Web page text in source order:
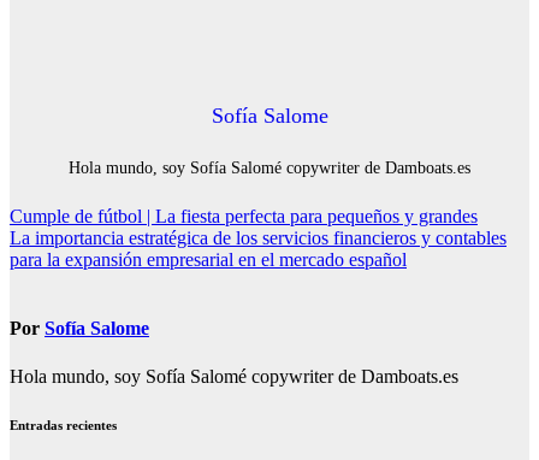
Sofía Salome
Hola mundo, soy Sofía Salomé copywriter de Damboats.es
Navegación
de
Cumple de fútbol | La fiesta perfecta para pequeños y grandes
La importancia estratégica de los servicios financieros y contables
para la expansión empresarial en el mercado español
Por Sofía Salome
Hola mundo, soy Sofía Salomé copywriter de Damboats.es
Entradas recientes